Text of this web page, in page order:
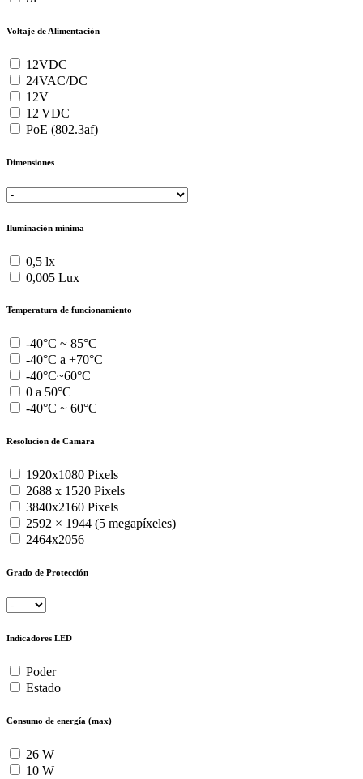
Voltaje de Alimentación
12VDC
24VAC/DC
12V
12 VDC
PoE (802.3af)
Dimensiones
Iluminación mínima
0,5 lx
0,005 Lux
Temperatura de funcionamiento
-40°C ~ 85°C
-40°C a +70°C
-40°C~60°C
0 a 50°C
-40°C ~ 60°C
Resolucion de Camara
1920x1080 Pixels
2688 x 1520 Pixels
3840x2160 Pixels
2592 × 1944 (5 megapíxeles)
2464x2056
Grado de Protección
Indicadores LED
Poder
Estado
Consumo de energía (max)
26 W
10 W